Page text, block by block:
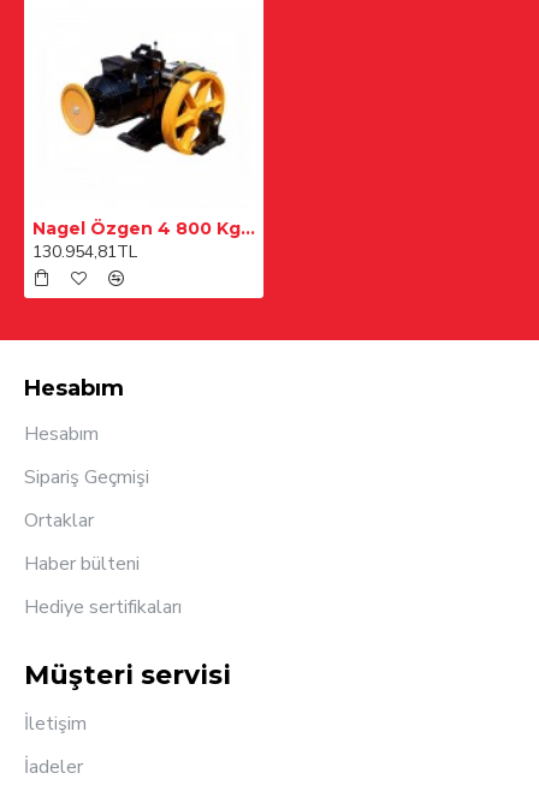
Nagel Özgen 4 800 Kg 1,00 m/snvvvf Hız
130.954,81TL
Hesabım
Hesabım
Sipariş Geçmişi
Ortaklar
Haber bülteni
Hediye sertifikaları
Müşteri servisi
İletişim
İadeler